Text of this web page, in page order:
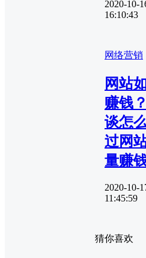
2020-10-
16:10:43
网络营销
网站
赚钱
谈怎
过网
量赚
2020-10-
11:45:59
猜你喜欢